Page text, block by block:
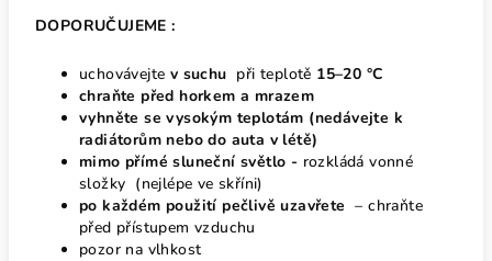
DOPORUČUJEME :
uchovávejte v suchu při teplotě 15–20 °C
chraňte před horkem a mrazem
vyhněte se vysokým teplotám (nedávejte k
radiátorům nebo do auta v létě)
mimo přímé sluneční světlo - rozkládá vonné
složky (nejlépe ve skříni)
po každém použití pečlivě uzavřete – chraňte
před přístupem vzduchu
pozor na vlhkost